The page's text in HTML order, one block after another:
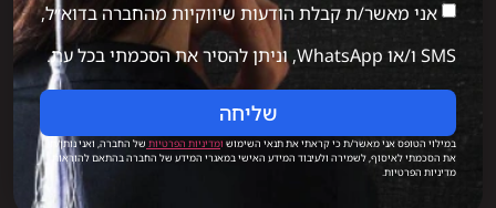
אני מאשר/ת קבלת הודעות שיווקיות מהחברה בדוא״ל,
SMS ו/או WhatsApp, וניתן להסיר את הסכמתי בכל עת.
שליחה
במילוי הטופס אני מאשר/ת כי קראתי את תנאי השימוש ומדיניות הפרטיות של החברה, ואני נותן/ת
את הסכמתי לאיסוף, לשמירה ולעיבוד המידע האישי במאגרי המידע של החברה בהתאם להוראות
מדיניות הפרטיות.